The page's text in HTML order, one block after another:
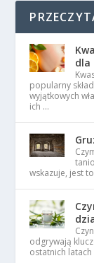
dla
popularny
wyjątkowych
ich …
wskazuje, jest
odgrywają
ostatnich